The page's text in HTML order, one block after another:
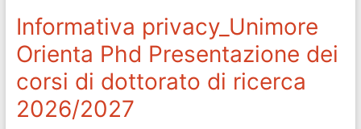
Informativa privacy_Unimore
Orienta Phd Presentazione dei
corsi di dottorato di ricerca
2026/2027